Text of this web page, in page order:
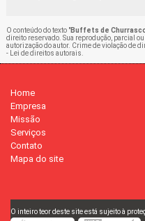
O conteúdo do texto "Buffets de
direito reservado. Sua reprodução, parcial
autorização do autor. Crime de violação de
- Lei de direitos autorais
Home
Empresa
Missão
Serviços
Contato
Mapa do site
O inteiro teor deste site está sujeito à